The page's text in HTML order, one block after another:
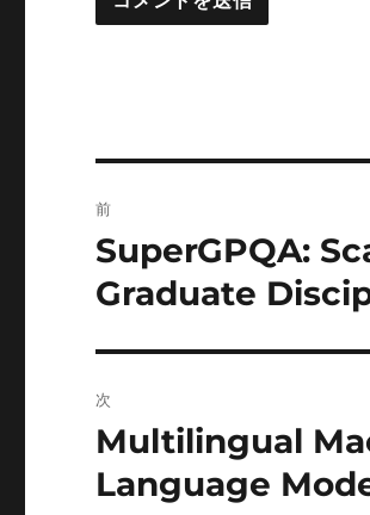
稿
ナ
ゲ
ー
シ
前
前
の
投
稿:
SuperGPQA:
Graduate
次
次
の
投
Multilingual
Language